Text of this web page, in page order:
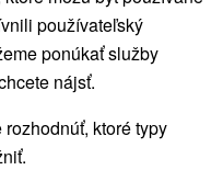
používateľský
ponúkať služby
nájsť.
ktoré typy